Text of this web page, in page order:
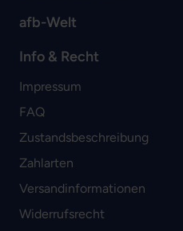
afb-Welt
Info & Recht
Impressum
FAQ
Zustandsbeschreibung
Zahlarten
Versandinformationen
Widerrufsrecht